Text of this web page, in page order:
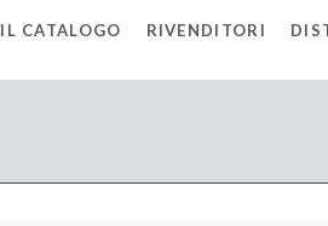
IL CATALOGO RIVENDITORI